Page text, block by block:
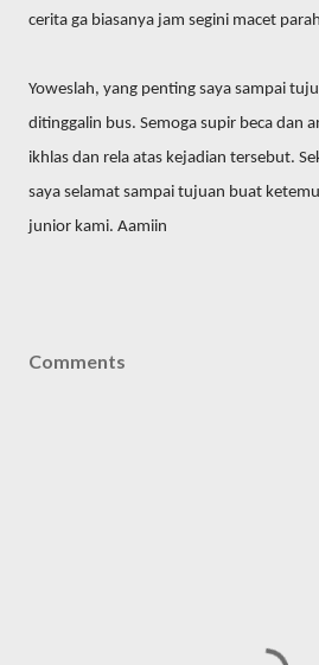
cerita ga biasanya jam segini macet
Yoweslah, yang penting saya sampai
ditinggalin bus. Semoga supir beca dan
ikhlas dan rela atas kejadian tersebut.
saya selamat sampai tujuan buat
junior kami. Aamiin
Comments